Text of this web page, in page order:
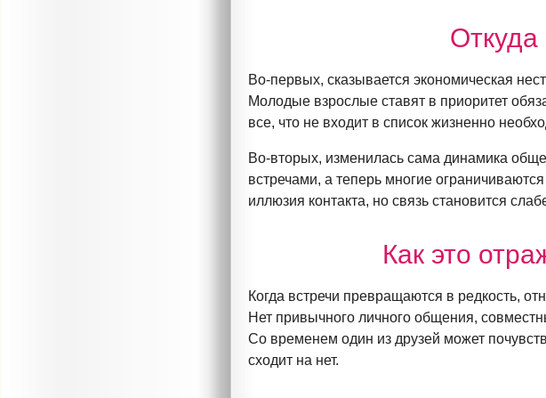
Откуда
Во-первых, сказывается экономическая
Молодые взрослые ставят в приоритет
все, что не входит в список жизненно
Во-вторых, изменилась сама динамика
встречами, а теперь многие
иллюзия контакта, но связь становится
Как это
Когда встречи превращаются в редкость,
Нет привычного личного общения,
Со временем один из друзей может
сходит на нет.